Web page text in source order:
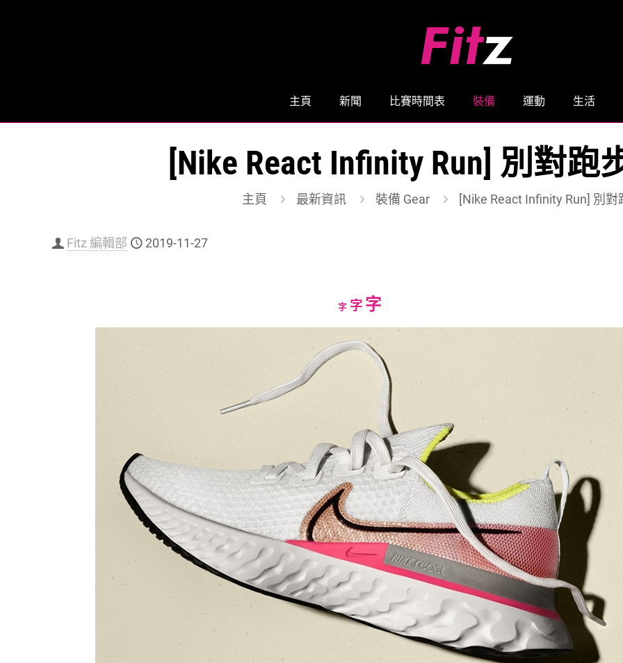
主頁 新聞 比賽時間表 裝備 運動 生活
[Nike React Infinity Run] 別對跑
主頁 最新資訊 裝備 Gear [Nike React Infinity Run] 別
Fitz 編輯部 2019-11-27
字Decrease
size.
字Reset
size.
字Increase
font